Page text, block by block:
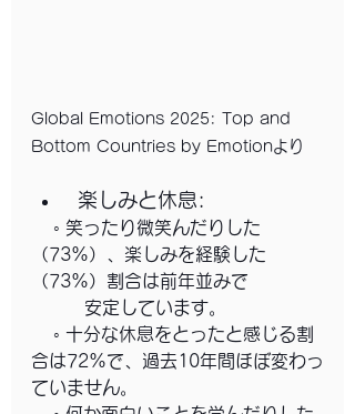
Global Emotions 2025: Top and
Bottom Countries by Emotionより
楽しみと休息:
（73%）、楽しみを経験した
（73%）割合は前年並みで
安定しています。
合は72%で、過去10年間ほぼ変わっ
ていません。